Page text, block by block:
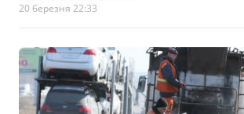
20 березня 22:33